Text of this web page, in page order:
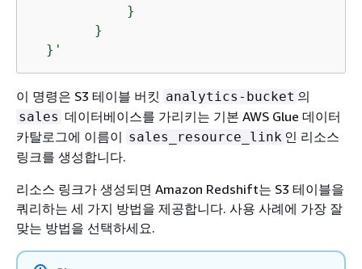
            }
        }
  }'
이 명령은 S3 테이블 버킷 analytics-bucket 의
sales 데이터베이스를 가리키는 기본 AWS Glue 데이터
카탈로그에 이름이 sales_resource_link 인 리소스
링크를 생성합니다.
리소스 링크가 생성되면 Amazon Redshift는 S3 테이블을
쿼리하는 세 가지 방법을 제공합니다. 사용 사례에 가장 잘
맞는 방법을 선택하세요.